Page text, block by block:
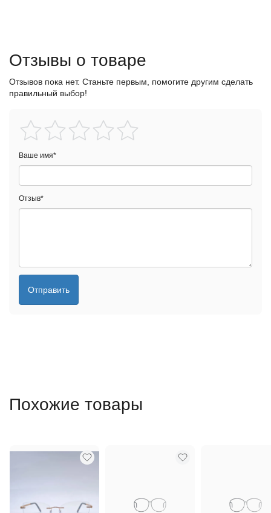
Отзывы о товаре
Отзывов пока нет. Станьте первым, помогите другим сделать
правильный выбор!
Ваше имя*
Отзыв*
Отправить
Похожие товары